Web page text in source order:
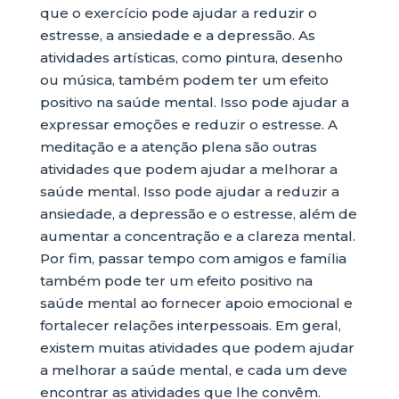
que o exercício pode ajudar a reduzir o
estresse, a ansiedade e a depressão. As
atividades artísticas, como pintura, desenho
ou música, também podem ter um efeito
positivo na saúde mental. Isso pode ajudar a
expressar emoções e reduzir o estresse. A
meditação e a atenção plena são outras
atividades que podem ajudar a melhorar a
saúde mental. Isso pode ajudar a reduzir a
ansiedade, a depressão e o estresse, além de
aumentar a concentração e a clareza mental.
Por fim, passar tempo com amigos e família
também pode ter um efeito positivo na
saúde mental ao fornecer apoio emocional e
fortalecer relações interpessoais. Em geral,
existem muitas atividades que podem ajudar
a melhorar a saúde mental, e cada um deve
encontrar as atividades que lhe convêm.